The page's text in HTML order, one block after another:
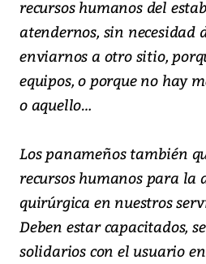
recursos humanos del
atendernos, sin necesidad
enviarnos a otro sitio,
equipos, o porque no hay
o aquello…
Los panameños también
recursos humanos para la
quirúrgica en nuestros
Deben estar capacitados,
solidarios con el usuario